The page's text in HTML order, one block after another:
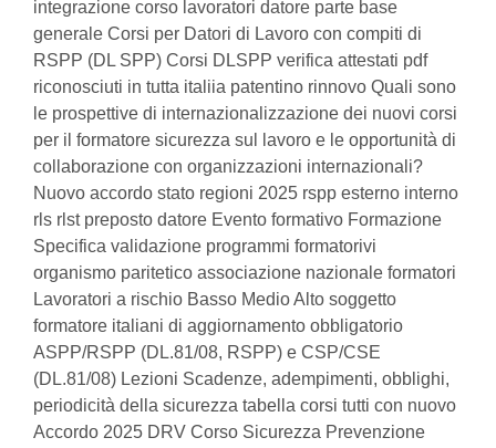
integrazione corso lavoratori datore parte base
generale Corsi per Datori di Lavoro con compiti di
RSPP (DL SPP) Corsi DLSPP verifica attestati pdf
riconosciuti in tutta italiia patentino rinnovo Quali sono
le prospettive di internazionalizzazione dei nuovi corsi
per il formatore sicurezza sul lavoro e le opportunità di
collaborazione con organizzazioni internazionali?
Nuovo accordo stato regioni 2025 rspp esterno interno
rls rlst preposto datore Evento formativo Formazione
Specifica validazione programmi formatorivi
organismo paritetico associazione nazionale formatori
Lavoratori a rischio Basso Medio Alto soggetto
formatore italiani di aggiornamento obbligatorio
ASPP/RSPP (DL.81/08, RSPP) e CSP/CSE
(DL.81/08) Lezioni Scadenze, adempimenti, obblighi,
periodicità della sicurezza tabella corsi tutti con nuovo
Accordo 2025 DRV Corso Sicurezza Prevenzione